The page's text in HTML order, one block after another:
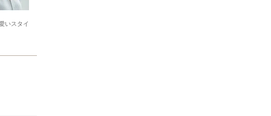
いスタイ